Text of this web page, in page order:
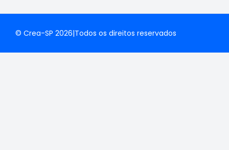
© Crea-SP 2026|Todos os direitos reservados